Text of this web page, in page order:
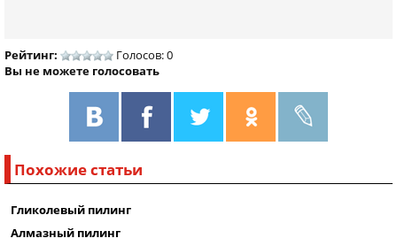
Рейтинг:
Голосов: 0
Вы не можете голосовать
Похожие статьи
Гликолевый пилинг
Алмазный пилинг